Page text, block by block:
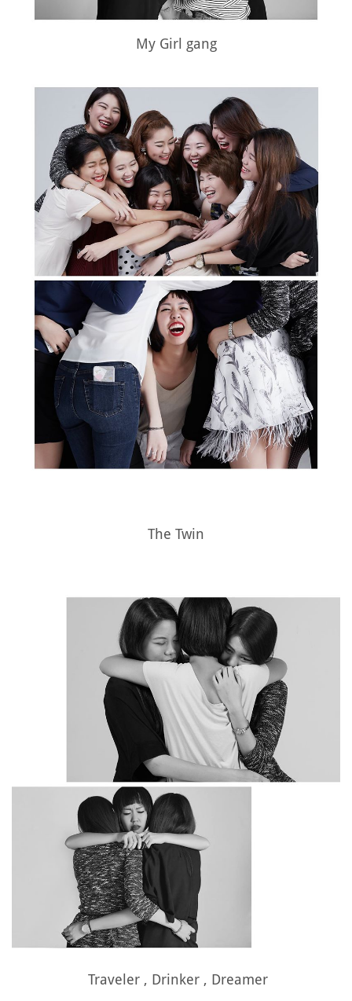
My Girl gang
The Twin
Traveler , Drinker , Dreamer